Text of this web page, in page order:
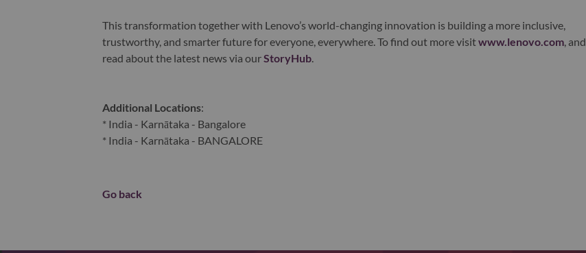
This transformation together with Lenovo’s world-changing innovation is building a more inclusive,
trustworthy, and smarter future for everyone, everywhere. To find out more visitwww.lenovo.com, and
read about the latest news via ourStoryHub.
Additional Locations:
* India - Karnātaka - Bangalore
* India - Karnātaka - BANGALORE
Go back